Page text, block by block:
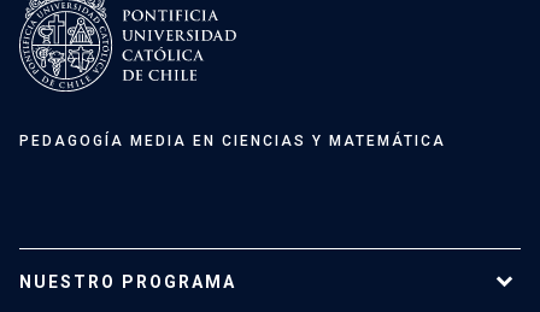
PEDAGOGÍA MEDIA EN CIENCIAS Y MATEMÁTICA
NUESTRO PROGRAMA